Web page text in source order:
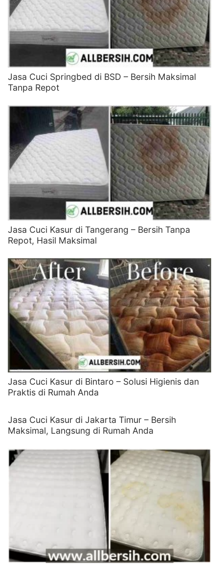
Jasa Cuci Springbed di BSD – Bersih Maksimal
Tanpa Repot
Jasa Cuci Kasur di Tangerang – Bersih Tanpa
Repot, Hasil Maksimal
Jasa Cuci Kasur di Bintaro – Solusi Higienis dan
Praktis di Rumah Anda
Jasa Cuci Kasur di Jakarta Timur – Bersih
Maksimal, Langsung di Rumah Anda